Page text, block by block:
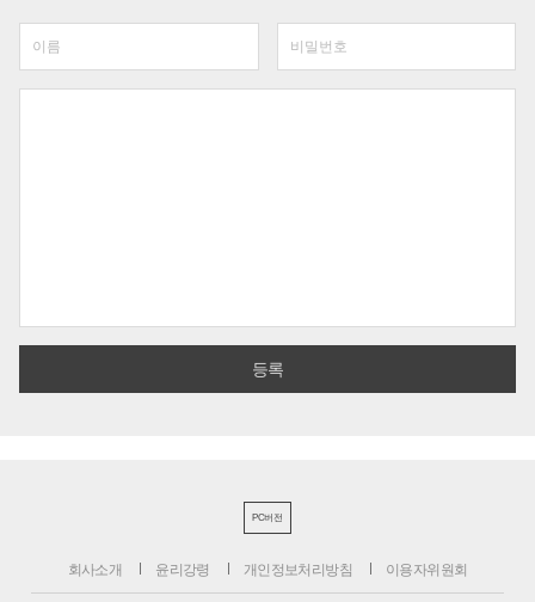
PC버전
회사소개 윤리강령 개인정보처리방침 이용자위원회